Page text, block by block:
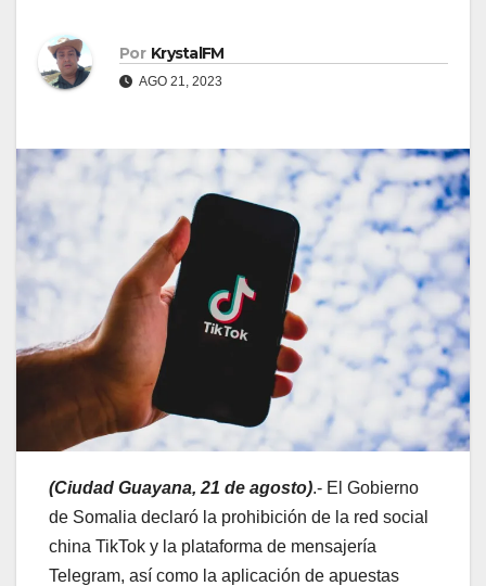
Por KrystalFM
AGO 21, 2023
(Ciudad Guayana, 21 de agosto).- El Gobierno
de Somalia declaró la prohibición de la red social
china TikTok y la plataforma de mensajería
Telegram, así como la aplicación de apuestas